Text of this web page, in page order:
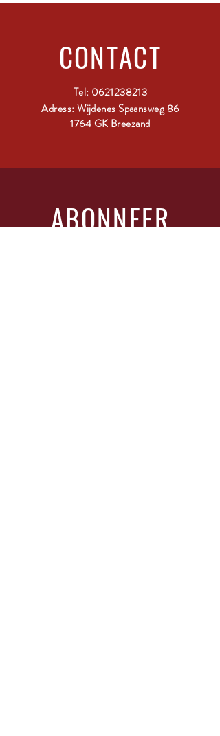
CONTACT
Tel: 0621238213
Adress: Wijdenes Spaansweg 86
1764 GK Breezand
ABONNEER